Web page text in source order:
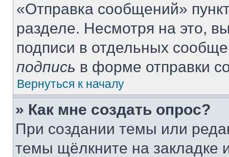
«Отправка сообщений»
разделе. Несмотря на это,
подписи в отдельных
подпись в форме отправки
Вернуться к началу
» Как мне создать опрос?
При создании темы или
темы щёлкните на